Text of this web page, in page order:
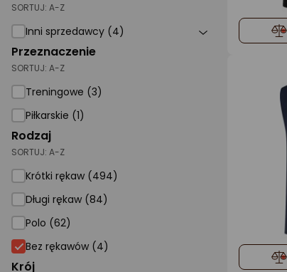
SORTUJ: A-Z
Inni sprzedawcy (4)
Przeznaczenie
SORTUJ: A-Z
Treningowe (3)
Piłkarskie (1)
Rodzaj
SORTUJ: A-Z
Krótki rękaw (494)
Długi rękaw (84)
Polo (62)
Bez rękawów (4)
Krój